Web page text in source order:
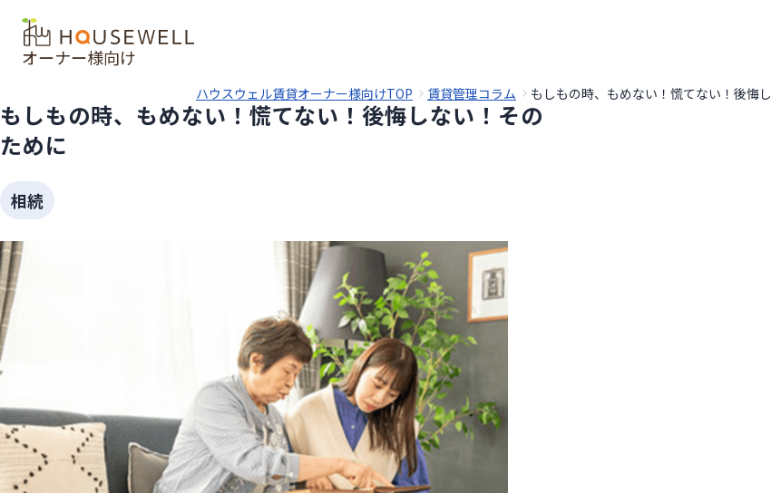
オーナー様向け
ハウスウェル賃貸オーナー様向けTOP 賃貸管理コラム もしもの時、もめない！慌てない！後悔
もしもの時、もめない！慌てない！後悔しない！その
ために
相続